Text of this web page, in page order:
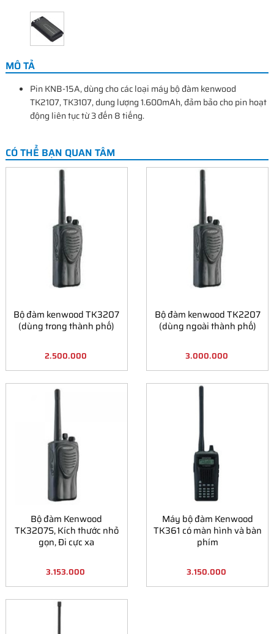
MÔ TẢ
Pin KNB-15A, dùng cho các loại máy bộ đàm kenwood
TK2107, TK3107, dung lượng 1.600mAh, đảm bảo cho pin hoạt
động liên tục từ 3 đến 8 tiếng.
CÓ THỂ BẠN QUAN TÂM
Bộ đàm kenwood TK3207
(dùng trong thành phố)
2.500.000
Bộ đàm kenwood TK2207
(dùng ngoài thành phố)
3.000.000
Bộ đàm Kenwood
TK3207S, Kích thước nhỏ
gọn, Đi cực xa
3.153.000
Máy bộ đàm Kenwood
TK361 có màn hình và bàn
phím
3.150.000